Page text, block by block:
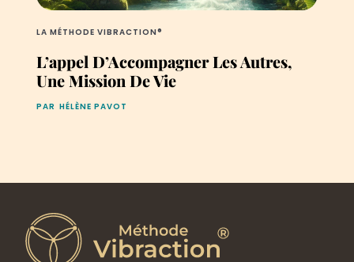
LA MÉTHODE VIBRACTION®
L’appel D’Accompagner Les Autres,
Une Mission De Vie
PAR HÉLÈNE PAVOT